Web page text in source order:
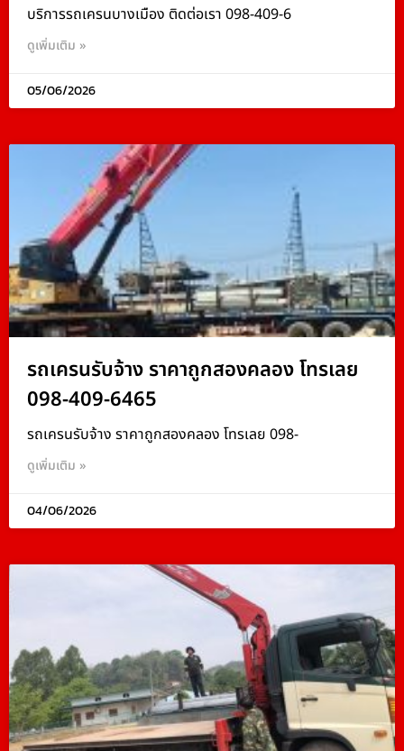
บริการรถเครนบางเมือง ติดต่อเรา 098-409-6
ดูเพิ่มเติม »
05/06/2026
รถเครนรับจ้าง ราคาถูกสองคลอง โทรเลย
098-409-6465
รถเครนรับจ้าง ราคาถูกสองคลอง โทรเลย 098-
ดูเพิ่มเติม »
04/06/2026